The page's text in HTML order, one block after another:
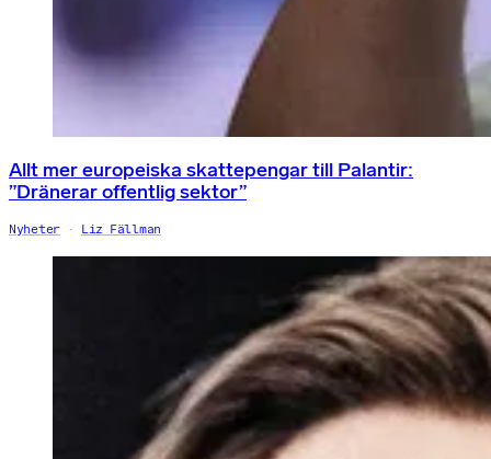
Allt mer europeiska skattepengar till Palantir:
”Dränerar offentlig sektor”
Nyheter Liz Fällman